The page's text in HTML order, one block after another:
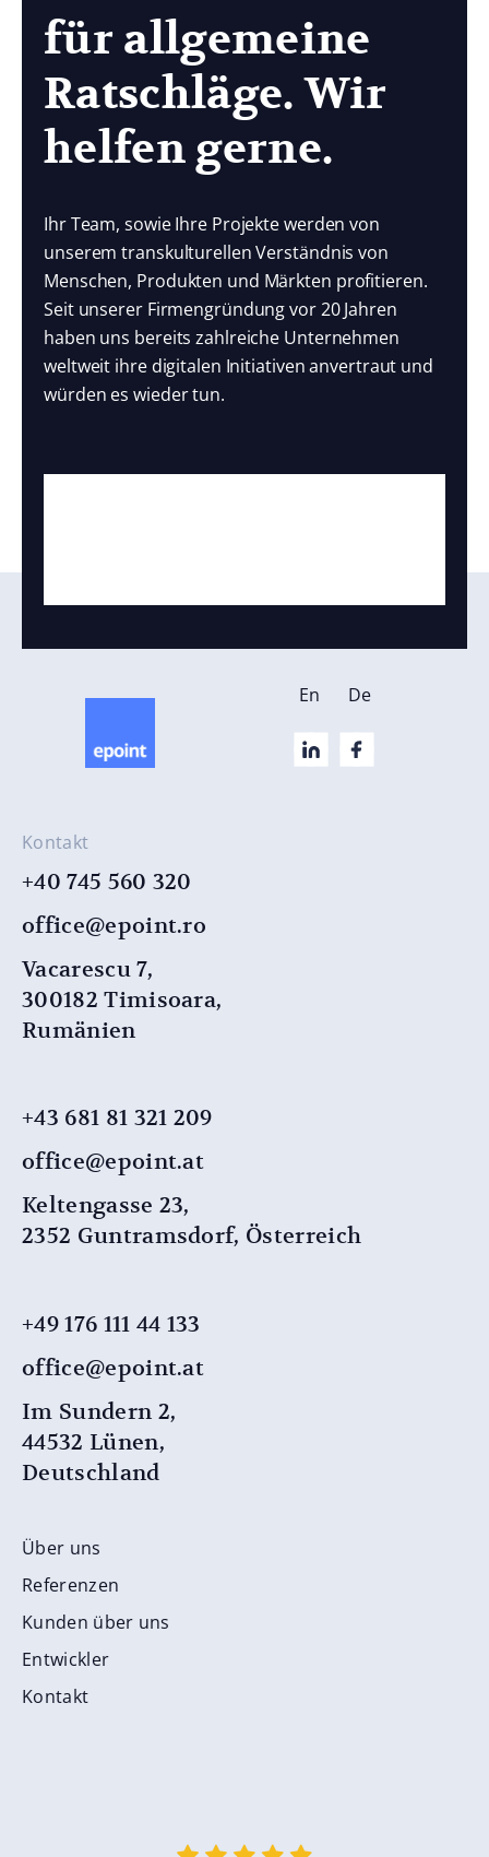
für allgemeine
Ratschläge. Wir
helfen gerne.
Ihr Team, sowie Ihre Projekte werden von
unserem transkulturellen Verständnis von
Menschen, Produkten und Märkten profitieren.
Seit unserer Firmengründung vor 20 Jahren
haben uns bereits zahlreiche Unternehmen
weltweit ihre digitalen Initiativen anvertraut und
würden es wieder tun.
Kontakt
+40 745 560 320
office@epoint.ro
Vacarescu 7,
300182 Timisoara,
Rumänien
+43 681 81 321 209
office@epoint.at
Keltengasse 23,
2352 Guntramsdorf, Österreich
+49 176 111 44 133
office@epoint.at
Im Sundern 2,
44532 Lünen,
Deutschland
Über uns
Referenzen
Kunden über uns
Entwickler
Kontakt
En De